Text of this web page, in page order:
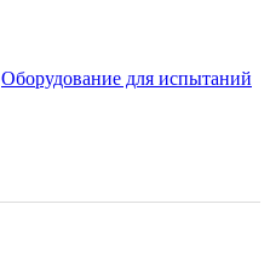
Оборудование для испытаний